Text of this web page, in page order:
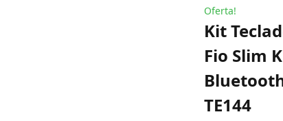
Oferta!
Kit
Fio Slim
TE144